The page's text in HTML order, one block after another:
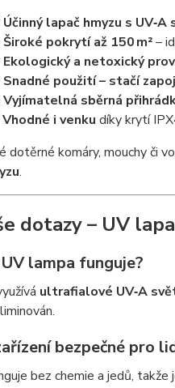
Účinný lapač hmyzu s
Široké pokrytí až 150 m²–
Ekologický a netoxický
Snadné použití – stačí
Vyjímatelná sběrná
Vhodné i venku díky krytí
dotěrné komáry, mouchy či
.
dotazy – UV
UV lampa funguje?
ultrafialové UV‑A
bezpečné pro
bez chemie a jedů, takže